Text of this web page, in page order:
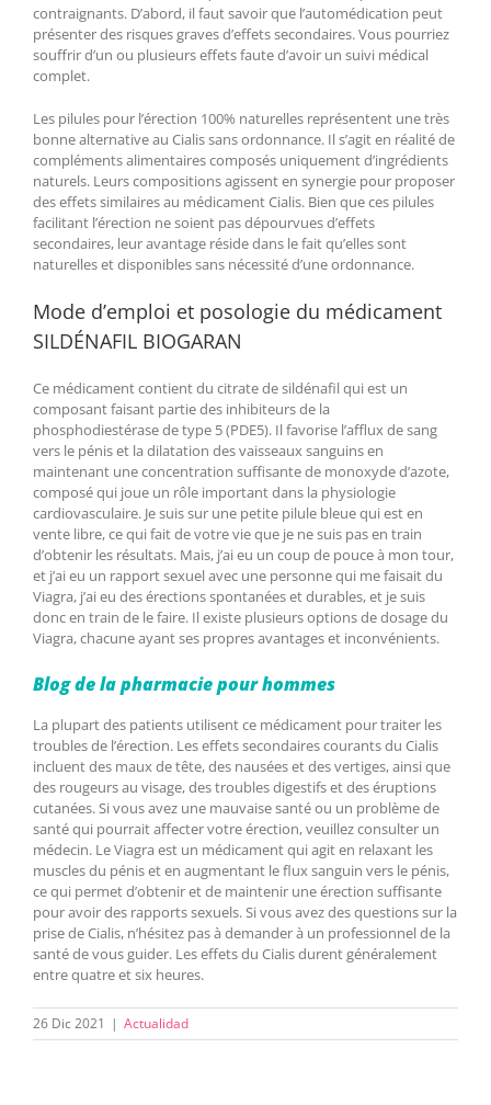
contraignants. D’abord, il faut savoir que l’automédication peut
présenter des risques graves d’effets secondaires. Vous pourriez
souffrir d’un ou plusieurs effets faute d’avoir un suivi médical
complet.
Les pilules pour l’érection 100% naturelles représentent une très
bonne alternative au Cialis sans ordonnance. Il s’agit en réalité de
compléments alimentaires composés uniquement d’ingrédients
naturels. Leurs compositions agissent en synergie pour proposer
des effets similaires au médicament Cialis. Bien que ces pilules
facilitant l’érection ne soient pas dépourvues d’effets
secondaires, leur avantage réside dans le fait qu’elles sont
naturelles et disponibles sans nécessité d’une ordonnance.
Mode d’emploi et posologie du médicament
SILDÉNAFIL BIOGARAN
Ce médicament contient du citrate de sildénafil qui est un
composant faisant partie des inhibiteurs de la
phosphodiestérase de type 5 (PDE5). Il favorise l’afflux de sang
vers le pénis et la dilatation des vaisseaux sanguins en
maintenant une concentration suffisante de monoxyde d’azote,
composé qui joue un rôle important dans la physiologie
cardiovasculaire. Je suis sur une petite pilule bleue qui est en
vente libre, ce qui fait de votre vie que je ne suis pas en train
d’obtenir les résultats. Mais, j’ai eu un coup de pouce à mon tour,
et j’ai eu un rapport sexuel avec une personne qui me faisait du
Viagra, j’ai eu des érections spontanées et durables, et je suis
donc en train de le faire. Il existe plusieurs options de dosage du
Viagra, chacune ayant ses propres avantages et inconvénients.
Blog de la pharmacie pour hommes
La plupart des patients utilisent ce médicament pour traiter les
troubles de l’érection. Les effets secondaires courants du Cialis
incluent des maux de tête, des nausées et des vertiges, ainsi que
des rougeurs au visage, des troubles digestifs et des éruptions
cutanées. Si vous avez une mauvaise santé ou un problème de
santé qui pourrait affecter votre érection, veuillez consulter un
médecin. Le Viagra est un médicament qui agit en relaxant les
muscles du pénis et en augmentant le flux sanguin vers le pénis,
ce qui permet d’obtenir et de maintenir une érection suffisante
pour avoir des rapports sexuels. Si vous avez des questions sur la
prise de Cialis, n’hésitez pas à demander à un professionnel de la
santé de vous guider. Les effets du Cialis durent généralement
entre quatre et six heures.
26 Dic 2021 | Actualidad